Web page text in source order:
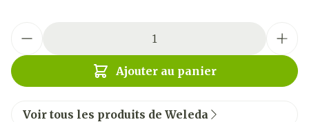
Ajouter au panier
Voir tous les produits de Weleda